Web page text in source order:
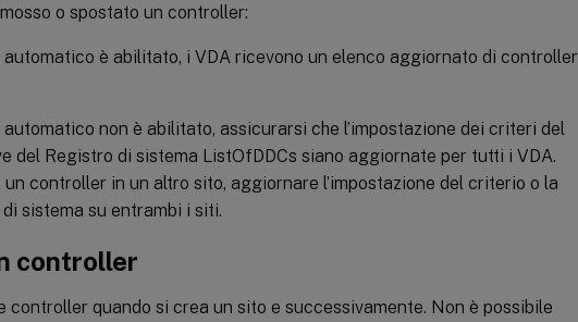
o spostato un controller:
automatico è abilitato, i VDA ricevono un elenco aggiornato di controller
automatico non è abilitato, assicurarsi che l’impostazione dei criteri del
del Registro di sistema ListOfDDCs siano aggiornate per tutti i VDA.
controller in un altro sito, aggiornare l’impostazione del criterio o la
sistema su entrambi i siti.
controller
controller quando si crea un sito e successivamente. Non è possibile